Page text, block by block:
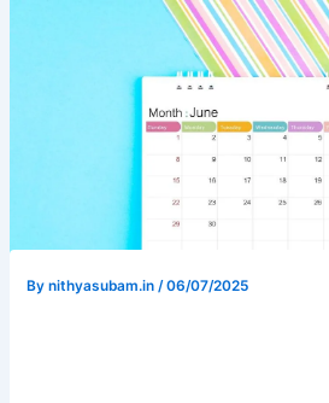
Bynithyasubam.in/06/07/2025